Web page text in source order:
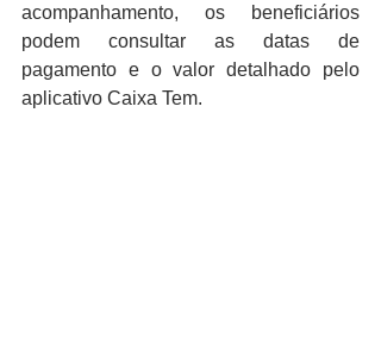
acompanhamento, os beneficiários
podem consultar as datas de
pagamento e o valor detalhado pelo
aplicativo Caixa Tem.